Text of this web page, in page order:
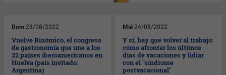
Dom 28/08/2022
Vuelve Binómico, el congreso
de gastronomía que une a los
22 países iberoamericanos en
Huelva (país invitado:
Argentina)
Mié 24/08/2022
Y sí, hay que volver al trabajo:
cómo afrontar los últimos
días de vacaciones y lidiar
con el "síndrome
postvacacional"